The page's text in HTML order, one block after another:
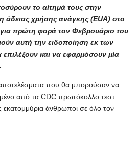
το αίτημά τους στην
άδειας χρήσης ανάγκης (EUA) στο
πρώτη φορά τον Φεβρουάριο του
αυτή την ειδοποίηση εκ των
και να εφαρμόσουν μία
αποτελέσματα που θα μπορούσαν να
από τα CDC πρωτόκολλο τεστ
εκατομμύρια άνθρωποι σε όλο τον